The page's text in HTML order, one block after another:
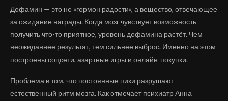
Дофамин — это не «гормон радости», а вещество, отвечающее
за ожидание награды. Когда мозг чувствует возможность
получить что-то приятное, уровень дофамина растёт. Чем
неожиданнее результат, тем сильнее выброс. Именно на этом
построены соцсети, азартные игры и онлайн-покупки.
Проблема в том, что постоянные пики разрушают
естественный ритм мозга. Как отмечает психиатр Анна